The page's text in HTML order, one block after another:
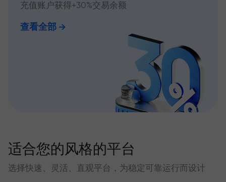
充值账户获得+30%交易余额
查看全部
适合您的风格的平台
选择快速、灵活、直观平台，为稳定可靠运行而设计